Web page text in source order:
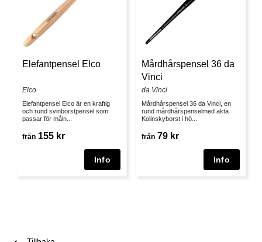
Elefantpensel Elco
Elco
Elefantpensel Elco är en kraftig
och rund svinborstpensel som
passar för måln...
från 155 kr
Mårdhårspensel 36 da
Vinci
da Vinci
Mårdhårspensel 36 da Vinci, en
rund mårdhårspenselmed äkta
Kolinskyborst i hö...
från 79 kr